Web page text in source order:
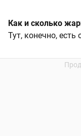
Как и сколько
Тут, конечно,